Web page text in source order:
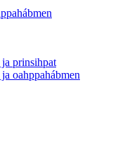
prinsihpat
oahppahábmen